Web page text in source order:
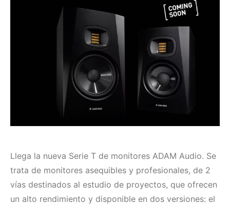
Llega la nueva Serie T de monitores ADAM Audio. Se
trata de monitores asequibles y profesionales, de 2
vías destinados al estudio de proyectos, que ofrecen
un alto rendimiento y disponible en dos versiones: el